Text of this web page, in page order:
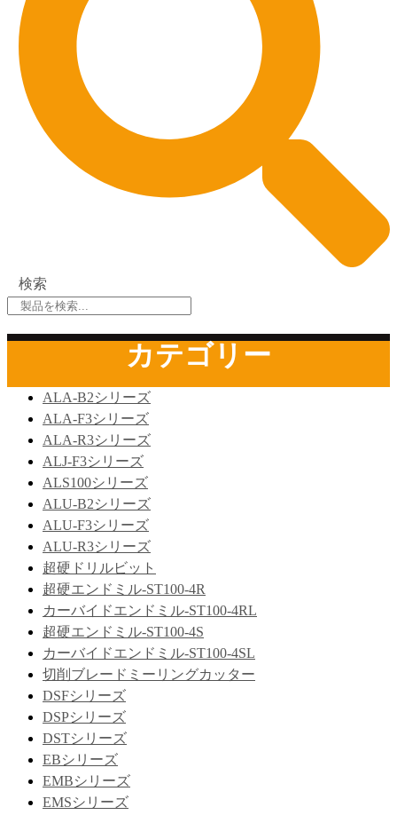
検索
カテゴリー
ALA-B2シリーズ
ALA-F3シリーズ
ALA-R3シリーズ
ALJ-F3シリーズ
ALS100シリーズ
ALU-B2シリーズ
ALU-F3シリーズ
ALU-R3シリーズ
超硬ドリルビット
超硬エンドミル-ST100-4R
カーバイドエンドミル-ST100-4RL
超硬エンドミル-ST100-4S
カーバイドエンドミル-ST100-4SL
切削ブレードミーリングカッター
DSFシリーズ
DSPシリーズ
DSTシリーズ
EBシリーズ
EMBシリーズ
EMSシリーズ